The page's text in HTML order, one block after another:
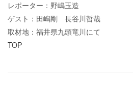
レポーター：野嶋玉造
ゲスト：田嶋剛 長谷川哲哉
取材地：福井県九頭竜川にて
TOP